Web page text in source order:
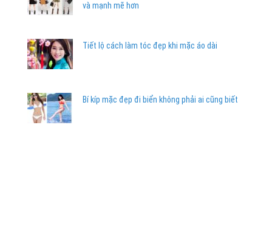
và mạnh mẽ hơn
Tiết lộ cách làm tóc đẹp khi mặc áo dài
Bí kíp mặc đẹp đi biển không phải ai cũng biết